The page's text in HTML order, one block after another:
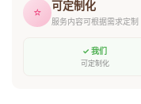
⭐ 可定制化
服务内容可根据需求定制
✓ 我们
可定制化